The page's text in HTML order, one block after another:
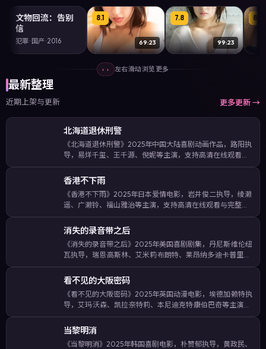
7.5
文物回流：告别
信
犯罪 · 国产 · 2016
8.1
69:23
济州岛不下雨
犯罪 · 国产 · 2017
7.8
99:23
8.4
‹ › 左右滑动浏览更多
最新整理
近期上架与更新 更多更新 →
北海道退休刑警
《北海道退休刑警》2025年中国大陆喜剧动画作品，路阳执
导，易烊千玺、王千源、倪妮等主演，支持高清在线观看与
抛出出人意料的反转。影片收录关键词：北海道退休刑警在
线观看、中国大陆喜剧、路阳作…
香港不下雨
《香港不下雨》2025年日本爱情电影，岩井俊二执导，绫濑
遥、广濑铃、福山雅治等主演，支持高清在线观看与完整剧
悬念保持到片尾。影片收录关键词：香港不下雨在线观看、
日本爱情、岩井俊二作品、绫濑…
消失的录音带之后
《消失的录音带之后》2025年美国喜剧剧集，丹尼斯·维伦纽
瓦执导，瑞恩·高斯林、艾米莉·布朗特、莱昂纳多·迪卡普里奥
家庭羁绊之间拉扯，节奏张弛有度，悬念保持到片尾。影片
收录关键词：消失的录…
看不见的大阪密码
《看不见的大阪密码》2025年英国动漫电影，埃德加·赖特执
导，艾玛·沃森、凯拉·奈特莉、本尼迪克特·康伯巴奇等主演，
群像，呈现时代背景下小人物的命运起伏。影片收录关键
词：看不见的大阪密码在…
当黎明消
《当黎明消》2025年韩国喜剧电影，朴赞郁执导，黄政民、